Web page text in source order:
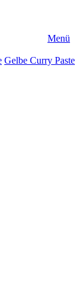
Menü
Gelbe Curry Paste